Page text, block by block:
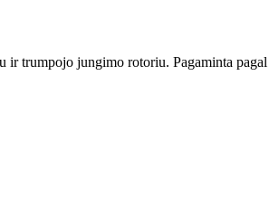
trumpojo jungimo rotoriu. Pagaminta